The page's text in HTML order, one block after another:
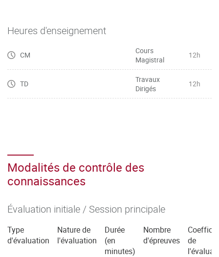
Heures d'enseignement
CM
Cours
Magistral
12h
TD
Travaux
Dirigés
12h
Modalités de contrôle des
connaissances
Évaluation initiale / Session principale
Type
d'évaluation
Nature de
l'évaluation
Durée
(en
minutes)
Nombre
d'épreuves
de